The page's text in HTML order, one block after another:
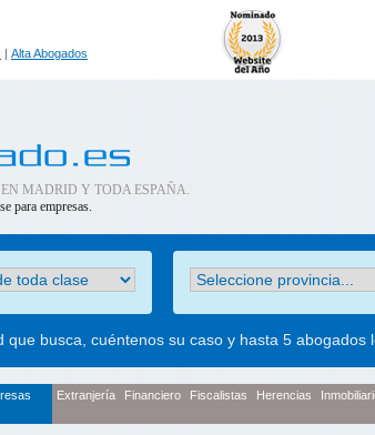
| Alta Abogados
MADRID Y TODA ESPAÑA.
para empresas.
que busca, cuéntenos su caso y hasta 5 abogados
Extranjería Financiero Fiscalistas Herencias